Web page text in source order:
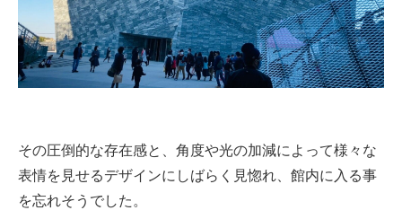
その圧倒的な存在感と、角度や光の加減によって様々な
表情を見せるデザインにしばらく見惚れ、館内に入る事
を忘れそうでした。